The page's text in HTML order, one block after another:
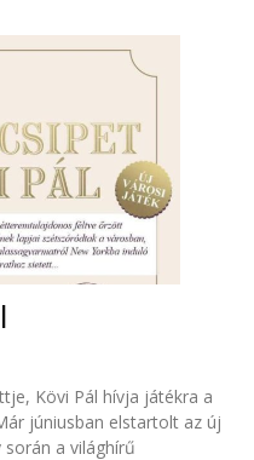
Kövi Pál hívja játékra a
júniusban elstartolt az új
a világhírű